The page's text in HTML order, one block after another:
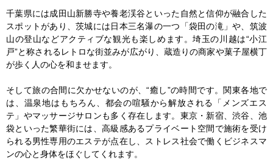
千葉県には成田山新勝寺や養老渓谷といった自然と信仰が融合した
スポットがあり、茨城には日本三名瀑の一つ「袋田の滝」や、筑波
山の登山などアクティブな観光も楽しめます。埼玉の川越は“小江
戸”と称されるレトロな街並みが広がり、蔵造りの商家や菓子屋横丁
が歩く人の心を和ませます。
そして旅の合間に欠かせないのが、“癒し”の時間です。関東各地で
は、温泉地はもちろん、都会の喧騒から解放される「メンズエス
テ」やマッサージサロンも多く存在します。東京・新宿、渋谷、池
袋といった繁華街には、高級感あるプライベート空間で施術を受け
られる男性専用のエステが点在し、ストレス社会で働くビジネスマ
ンの心と身体をほぐしてくれます。